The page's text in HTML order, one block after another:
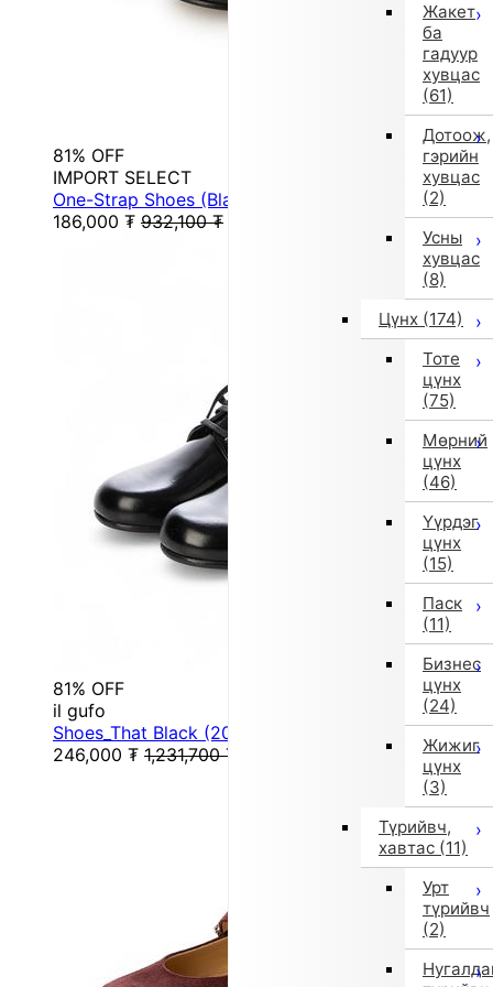
Жакет
ба
гадуур
хувцас
(61)
Дотоож,
гэрийн
хувцас
(2)
Усны
хувцас
(8)
Цүнх (174)
Тоте
цүнх
(75)
Мөрний
цүнх
(46)
Үүрдэг
цүнх
(15)
Паск
(11)
Бизнес
цүнх
(24)
Жижиг
цүнх
(3)
Түрийвч,
хавтас (11)
Урт
түрийвч
(2)
81% OFF
IMPORT SELECT
One-Strap Shoes (Black)
186,000 ₮ 932,100 ₮
81% OFF
il gufo
Shoes_That Black (20cm/Black)
246,000 ₮ 1,231,700 ₮